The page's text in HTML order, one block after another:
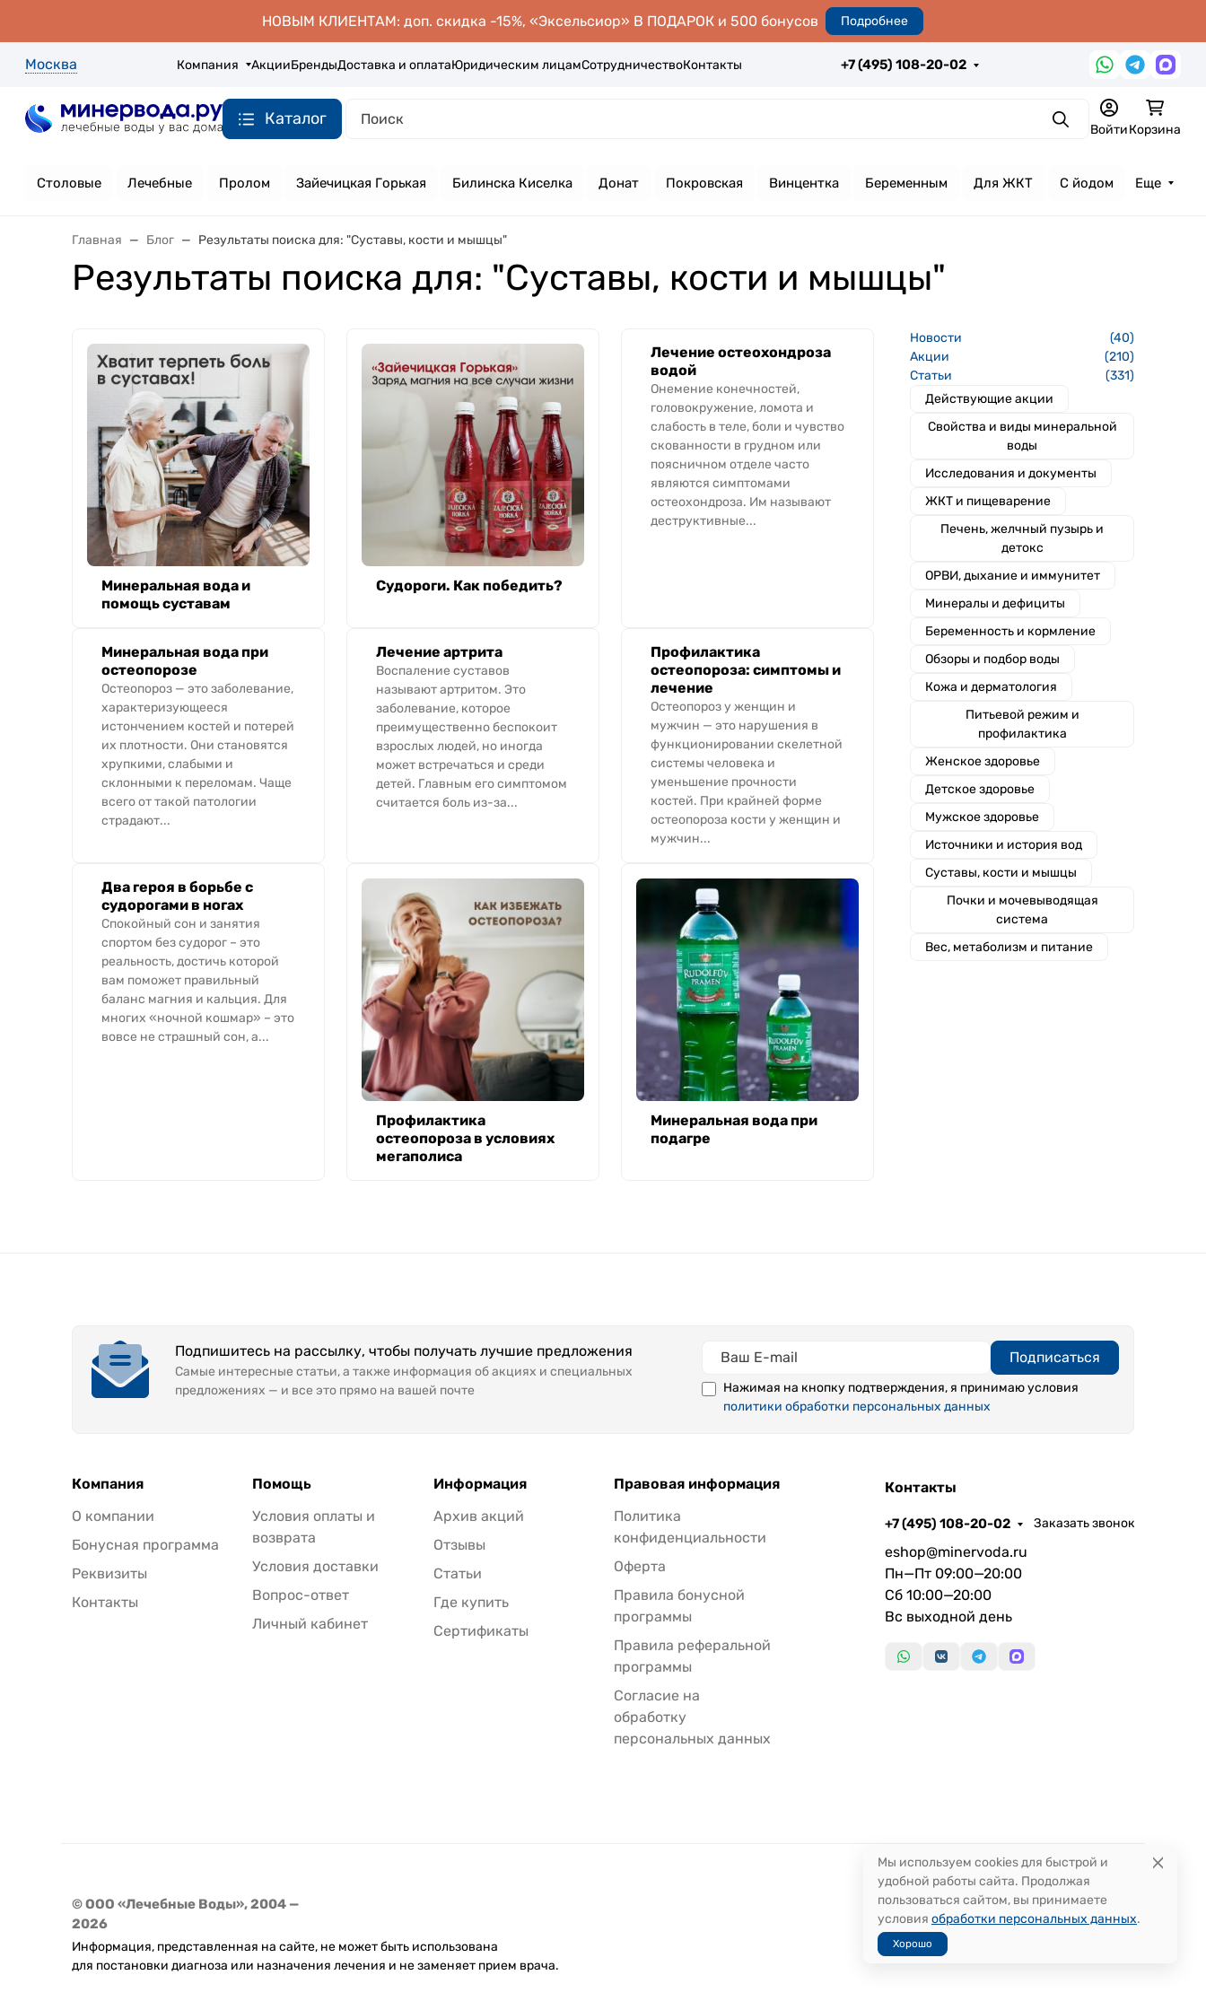
НОВЫМ КЛИЕНТАМ: доп. скидка -15%, «Эксельсиор» В ПОДАРОК и 500 бонусов Подробнее
Москва Компания АкцииБрендыДоставка и оплатаЮридическим лицамСотрудничествоКонтакты +7 (495) 108-20-02
Каталог ПоискВойтиКорзина
Столовые Лечебные Пролом Зайечицкая Горькая Билинска Киселка Донат Покровская Винцентка Беременным Для ЖКТ С йодом Еще
Главная Блог Результаты поиска для: "Суставы, кости и мышцы"
Результаты поиска для: "Суставы, кости и мышцы"
Новости
(40)
Акции
(210)
Статьи
(331)
Действующие акции
Свойства и виды минеральной
воды
Исследования и документы
ЖКТ и пищеварение
Печень, желчный пузырь и
детокс
ОРВИ, дыхание и иммунитет
Минералы и дефициты
Беременность и кормление
Обзоры и подбор воды
Кожа и дерматология
Питьевой режим и
профилактика
Женское здоровье
Детское здоровье
Мужское здоровье
Источники и история вод
Суставы, кости и мышцы
Почки и мочевыводящая
система
Вес, метаболизм и питание
Минеральная вода и
помощь суставам
Судороги. Как победить?
Лечение остеохондроза
водой
Онемение конечностей,
головокружение, ломота и
слабость в теле, боли и чувство
скованности в грудном или
поясничном отделе часто
являются симптомами
остеохондроза. Им называют
деструктивные...
Минеральная вода при
остеопорозе
Остеопороз — это заболевание,
характеризующееся
истончением костей и потерей
их плотности. Они становятся
хрупкими, слабыми и
склонными к переломам. Чаще
всего от такой патологии
страдают...
Лечение артрита
Воспаление суставов
называют артритом. Это
заболевание, которое
преимущественно беспокоит
взрослых людей, но иногда
может встречаться и среди
детей. Главным его симптомом
считается боль из-за...
Профилактика
остеопороза: симптомы и
лечение
Остеопороз у женщин и
мужчин — это нарушения в
функционировании скелетной
системы человека и
уменьшение прочности
костей. При крайней форме
остеопороза кости у женщин и
мужчин...
Два героя в борьбе с
судорогами в ногах
Спокойный сон и занятия
спортом без судорог – это
реальность, достичь которой
вам поможет правильный
баланс магния и кальция. Для
многих «ночной кошмар» – это
вовсе не страшный сон, а...
Профилактика
остеопороза в условиях
мегаполиса
Минеральная вода при
подагре
Подпишитесь на рассылку, чтобы получать лучшие предложения
Самые интересные статьи, а также информация об акциях и специальных
предложениях — и все это прямо на вашей почте
Подписаться
Нажимая на кнопку подтверждения, я принимаю условия
политики обработки персональных данных
Компания
О компании
Бонусная программа
Реквизиты
Контакты
Помощь
Условия оплаты и
возврата
Условия доставки
Вопрос-ответ
Личный кабинет
Информация
Архив акций
Отзывы
Статьи
Где купить
Сертификаты
Правовая информация
Политика
конфиденциальности
Оферта
Правила бонусной
программы
Правила реферальной
программы
Согласие на
обработку
персональных данных
Контакты
+7 (495) 108-20-02 Заказать звонок
eshop@minervoda.ru
Пн—Пт 09:00—20:00
Сб 10:00—20:00
Вс выходной день
© ООО «Лечебные Воды», 2004 —
2026
Информация, представленная на сайте, не может быть использована
для постановки диагноза или назначения лечения и не заменяет прием врача.
Мы используем cookies для быстрой и
удобной работы сайта. Продолжая
пользоваться сайтом, вы принимаете
условия обработки персональных данных.
Хорошо